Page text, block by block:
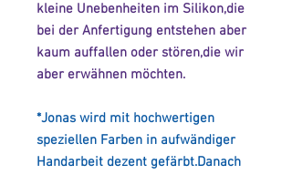
kleine Unebenheiten im Silikon,die
bei der Anfertigung entstehen aber
kaum auffallen oder stören,die wir
aber erwähnen möchten.
*Jonas wird mit hochwertigen
speziellen Farben in aufwändiger
Handarbeit dezent gefärbt.Danach